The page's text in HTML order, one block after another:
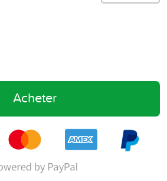
Acheter